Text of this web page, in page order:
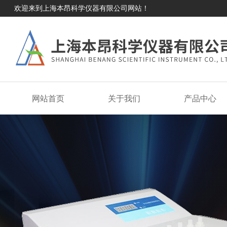
欢迎来到上海本昂科学仪器有限公司网站！
网站首页 关于我们 产品中心